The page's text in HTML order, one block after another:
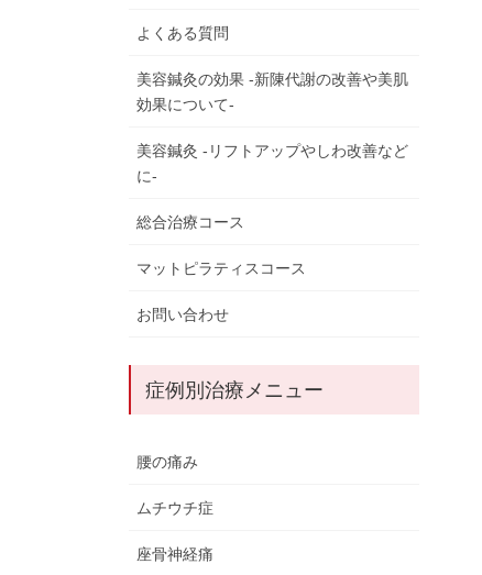
よくある質問
美容鍼灸の効果 -新陳代謝の改善や美肌
効果について-
美容鍼灸 -リフトアップやしわ改善など
に-
総合治療コース
マットピラティスコース
お問い合わせ
症例別治療メニュー
腰の痛み
ムチウチ症
座骨神経痛